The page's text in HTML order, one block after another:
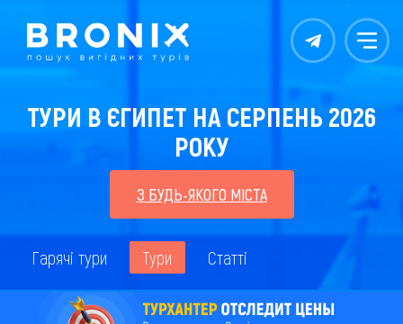
Контакты Меню
ТУРИ В ЄГИПЕТ НА СЕРПЕНЬ 2026
РОКУ
З БУДЬ-ЯКОГО МІСТА
Гарячі тури Тури Статті